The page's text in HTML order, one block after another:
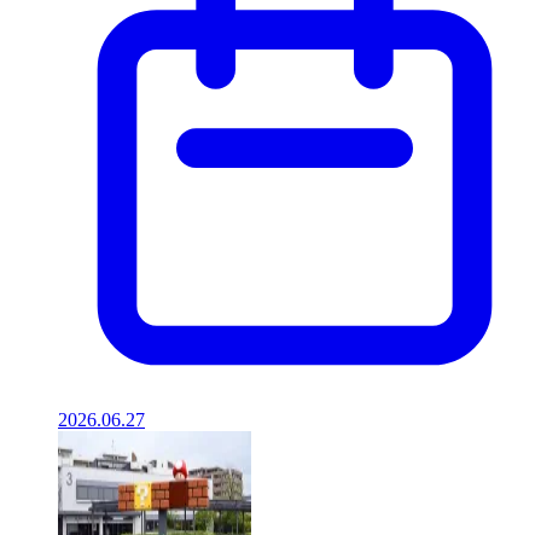
2026.06.27